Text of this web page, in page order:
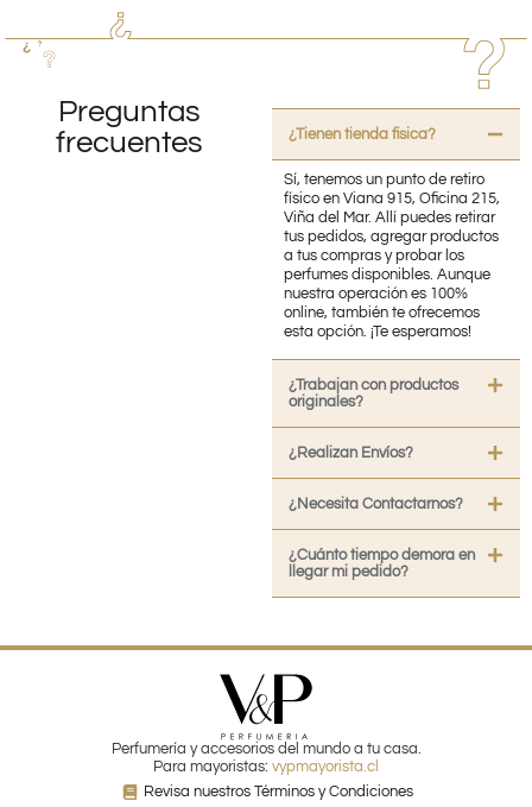
Preguntas
frecuentes
¿Tienen tienda fisica?
Sí, tenemos un punto de retiro
físico en Viana 915, Oficina 215,
Viña del Mar. Allí puedes retirar
tus pedidos, agregar productos
a tus compras y probar los
perfumes disponibles. Aunque
nuestra operación es 100%
online, también te ofrecemos
esta opción. ¡Te esperamos!
¿Trabajan con productos
originales?
¿Realizan Envíos?
¿Necesita Contactarnos?
¿Cuánto tiempo demora en
llegar mi pedido?
Perfumería y accesorios del mundo a tu casa.
Para mayoristas: vypmayorista.cl
Revisa nuestros Términos y Condiciones